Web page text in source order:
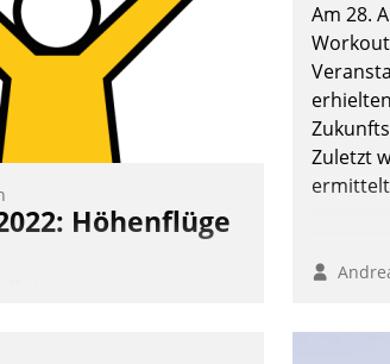
Höhenflüge
Am 28.
Zuletzt